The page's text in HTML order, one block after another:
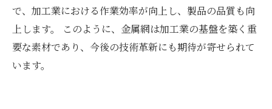
で、加工業における作業効率が向上し、製品の品質も向
上します。 このように、金属網は加工業の基盤を築く重
要な素材であり、今後の技術革新にも期待が寄せられて
います。